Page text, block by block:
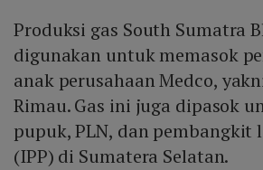
Produksi gas South Sumatra
digunakan untuk memasok
anak perusahaan Medco,
Rimau. Gas ini juga dipasok
pupuk, PLN, dan pembangkit
(IPP) di Sumatera Selatan.